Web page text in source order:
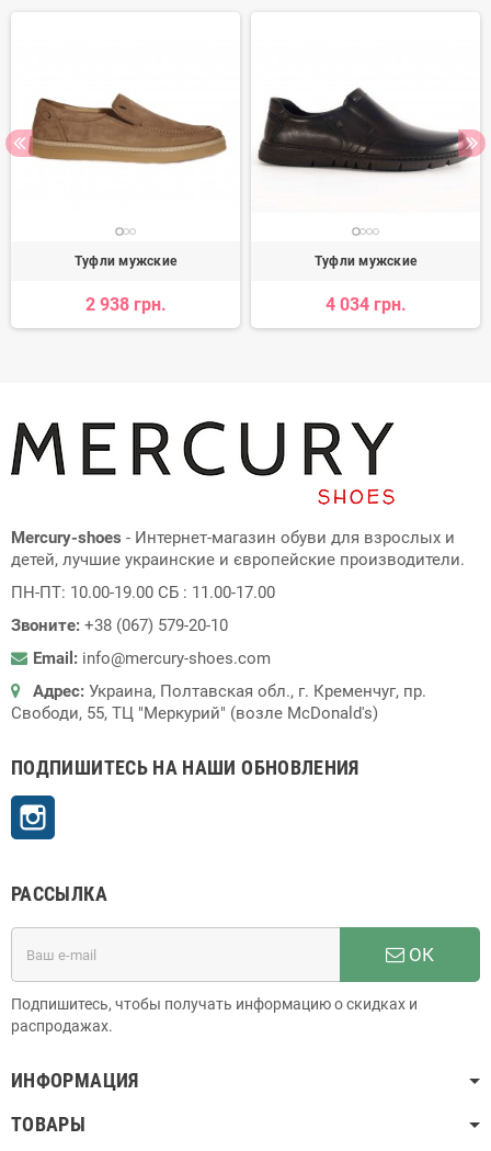
Туфли мужские
2 938 грн.
Туфли мужские
4 034 грн.
Mercury-shoes - Интернет-магазин обуви для взрослых и
детей, лучшие украинские и європейские производители.
ПН-ПТ: 10.00-19.00 СБ : 11.00-17.00
Звоните: +38 (067) 579-20-10
Email: info@mercury-shoes.com
Адрес: Украина, Полтавская обл., г. Кременчуг, пр.
Свободи, 55, ТЦ "Меркурий" (возле McDonald's)
ПОДПИШИТЕСЬ НА НАШИ ОБНОВЛЕНИЯ
РАССЫЛКА
ОК
Подпишитесь, чтобы получать информацию о скидках и
распродажах.
ИНФОРМАЦИЯ
ТОВАРЫ